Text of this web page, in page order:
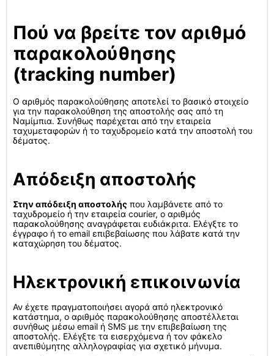
Πού να βρείτε τον αριθμό
παρακολούθησης
(tracking number)
Ο αριθμός παρακολούθησης αποτελεί το βασικό στοιχείο
για την παρακολούθηση της αποστολής σας από τη
Ναμίμπια. Συνήθως παρέχεται από την εταιρεία
ταχυμεταφορών ή το ταχυδρομείο κατά την αποστολή του
δέματος.
Απόδειξη αποστολής
Στην απόδειξη αποστολής που λαμβάνετε από το
ταχυδρομείο ή την εταιρεία courier, ο αριθμός
παρακολούθησης αναγράφεται ευδιάκριτα. Ελέγξτε το
έγγραφο ή το email επιβεβαίωσης που λάβατε κατά την
καταχώρηση του δέματος.
Ηλεκτρονική επικοινωνία
Αν έχετε πραγματοποιήσει αγορά από ηλεκτρονικό
κατάστημα, ο αριθμός παρακολούθησης αποστέλλεται
συνήθως μέσω email ή SMS με την επιβεβαίωση της
αποστολής. Ελέγξτε τα εισερχόμενα ή τον φάκελο
ανεπιθύμητης αλληλογραφίας για σχετικό μήνυμα.